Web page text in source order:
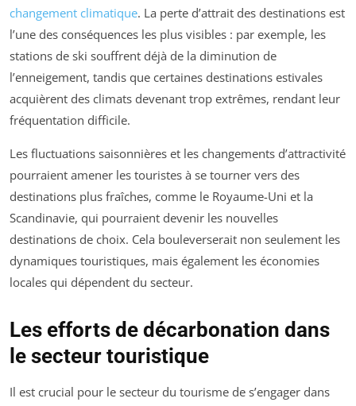
changement climatique. La perte d’attrait des destinations est
l’une des conséquences les plus visibles : par exemple, les
stations de ski souffrent déjà de la diminution de
l’enneigement, tandis que certaines destinations estivales
acquièrent des climats devenant trop extrêmes, rendant leur
fréquentation difficile.
Les fluctuations saisonnières et les changements d’attractivité
pourraient amener les touristes à se tourner vers des
destinations plus fraîches, comme le Royaume-Uni et la
Scandinavie, qui pourraient devenir les nouvelles
destinations de choix. Cela bouleverserait non seulement les
dynamiques touristiques, mais également les économies
locales qui dépendent du secteur.
Les efforts de décarbonation dans
le secteur touristique
Il est crucial pour le secteur du tourisme de s’engager dans